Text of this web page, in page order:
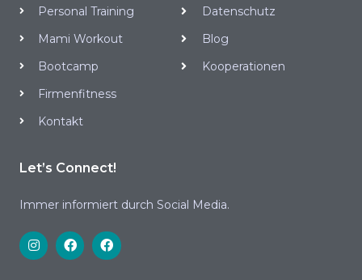
Personal Training
Mami Workout
Bootcamp
Firmenfitness
Kontakt
Datenschutz
Blog
Kooperationen
Let’s Connect!
Immer informiert durch Social Media.